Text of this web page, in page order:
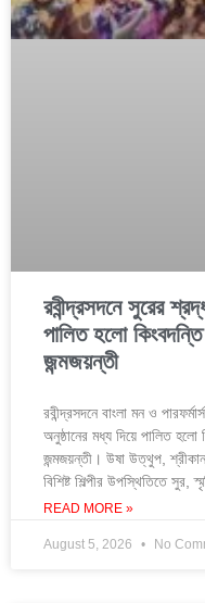
রবীন্দ্রসদনে সুরের
পালিত হলো
জন্মজয়ন্তী
রবীন্দ্রসদনে বাংলা মন ও
অনুষ্ঠানের মধ্য দিয়ে পালিত
জন্মজয়ন্তী। উষা উত্থুপ,
বিশিষ্ট শিল্পীর উপস্থিতিতে সুর,
READ MORE »
August 5, 2026 No